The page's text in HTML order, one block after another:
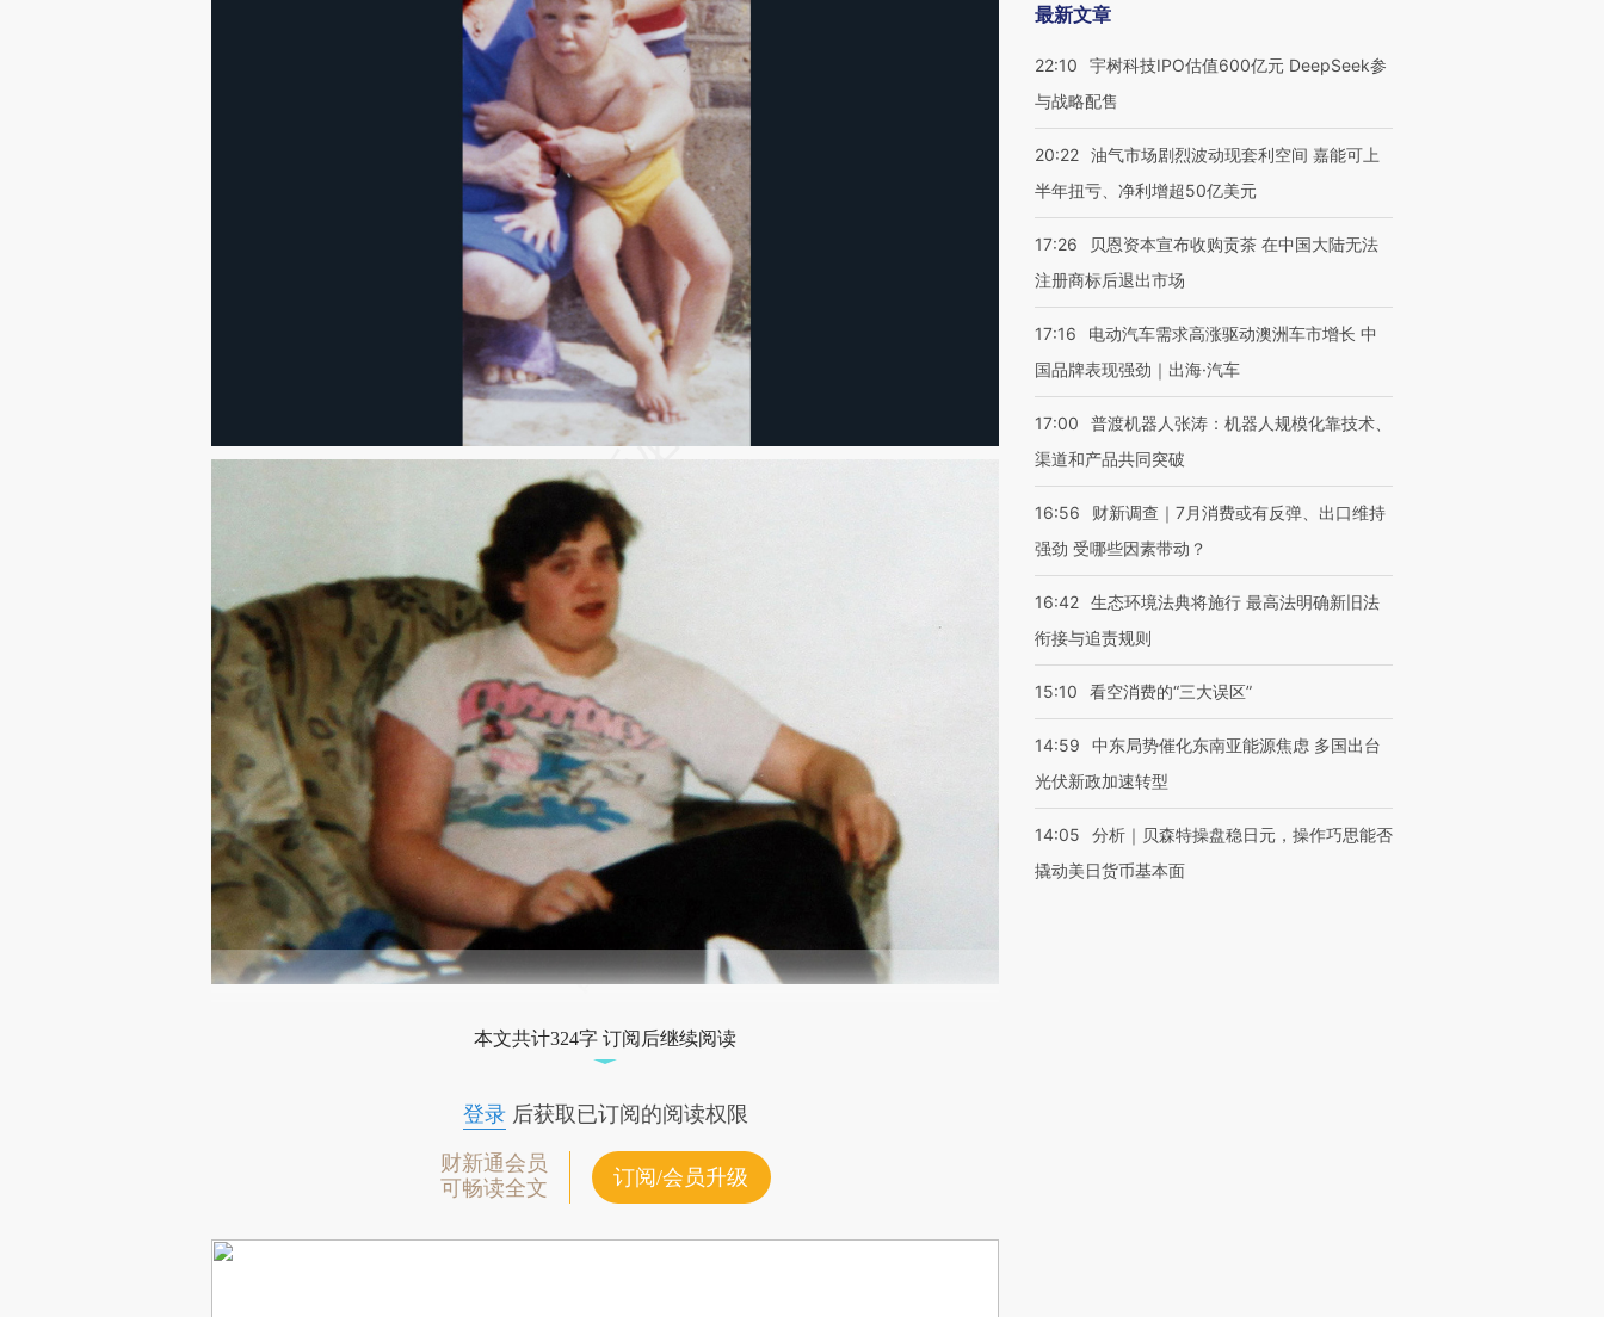
本文共计324字 订阅后继续阅读
登录后获取已订阅的阅读权限
财新通会员
可畅读全文
订阅/会员升级
最新文章
22:10
宇树科技IPO估值600亿元 DeepSeek参
与战略配售
20:22 油气市场剧烈波动现套利空间 嘉能可上
半年扭亏、净利增超50亿美元
17:26
贝恩资本宣布收购贡茶 在中国大陆无法
注册商标后退出市场
17:16
电动汽车需求高涨驱动澳洲车市增长 中
国品牌表现强劲｜出海·汽车
17:00
普渡机器人张涛：机器人规模化靠技术、
渠道和产品共同突破
16:56
财新调查｜7月消费或有反弹、出口维持
强劲 受哪些因素带动？
16:42 生态环境法典将施行 最高法明确新旧法
衔接与追责规则
15:10 看空消费的“三大误区”
14:59
中东局势催化东南亚能源焦虑 多国出台
光伏新政加速转型
14:05
分析｜贝森特操盘稳日元，操作巧思能否
撬动美日货币基本面